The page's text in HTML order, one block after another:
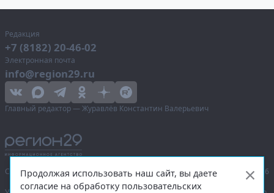
Редакция
+7 (8182) 20-46-02
Электронная почта
info@region29.ru
Главный редактор — Журавлёв Константин Валерьевич
Сетевое издание «Информационное агентство Регион 29»,
© 2016–2026
Продолжая использовать наш сайт, вы даете
согласие на обработку пользовательских